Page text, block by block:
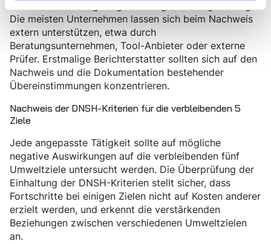
Die meisten Unternehmen lassen sich beim Nachweis
extern unterstützen, etwa durch
Beratungsunternehmen, Tool-Anbieter oder externe
Prüfer. Erstmalige Berichterstatter sollten sich auf den
Nachweis und die Dokumentation bestehender
Übereinstimmungen konzentrieren.
Nachweis der DNSH-Kriterien für die verbleibenden 5
Ziele
Jede angepasste Tätigkeit sollte auf mögliche
negative Auswirkungen auf die verbleibenden fünf
Umweltziele untersucht werden. Die Überprüfung der
Einhaltung der DNSH-Kriterien stellt sicher, dass
Fortschritte bei einigen Zielen nicht auf Kosten anderer
erzielt werden, und erkennt die verstärkenden
Beziehungen zwischen verschiedenen Umweltzielen
an.